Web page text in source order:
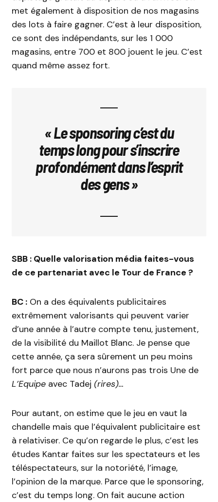
met également à disposition de nos magasins
des lots à faire gagner. C’est à leur disposition,
ce sont des indépendants, sur les 1 000
magasins, entre 700 et 800 jouent le jeu. C’est
quand même assez fort.
« Le sponsoring c’est du
temps long pour s’inscrire
profondément dans l’esprit
des gens »
SBB : Quelle valorisation média faites-vous
de ce partenariat avec le Tour de France ?
BC : On a des équivalents publicitaires
extrêmement valorisants qui peuvent varier
d’une année à l’autre compte tenu, justement,
de la visibilité du Maillot Blanc. Je pense que
cette année, ça sera sûrement un peu moins
fort parce que nous n’aurons pas trois Une de
L’Equipe avec Tadej (rires)…
Pour autant, on estime que le jeu en vaut la
chandelle mais que l’équivalent publicitaire est
à relativiser. Ce qu’on regarde le plus, c’est les
études Kantar faites sur les spectateurs et les
téléspectateurs, sur la notoriété, l’image,
l’opinion de la marque. Parce que le sponsoring,
c’est du temps long. On fait aucune action